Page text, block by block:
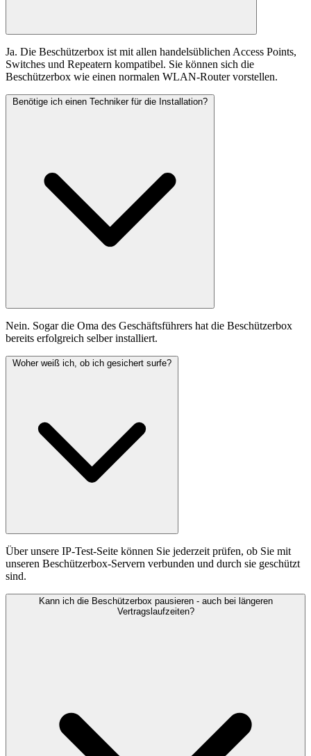
Für soziale Einrichtungen
WireGuard Anleitungen
Abo pausieren
Ja. Die Beschützerbox ist mit allen handelsüblichen Access Points,
Switches und Repeatern kompatibel. Sie können sich die
Beschützerbox wie einen normalen WLAN-Router vorstellen.
Benötige ich einen Techniker für die Installation?
Nein. Sogar die Oma des Geschäftsführers hat die Beschützerbox
bereits erfolgreich selber installiert.
Woher weiß ich, ob ich gesichert surfe?
Über unsere IP-Test-Seite können Sie jederzeit prüfen, ob Sie mit
unseren Beschützerbox-Servern verbunden und durch sie geschützt
sind.
Kann ich die Beschützerbox pausieren - auch bei längeren
Vertragslaufzeiten?